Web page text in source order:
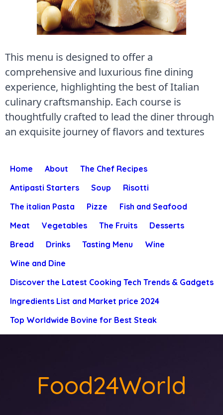
This menu is designed to offer a
comprehensive and luxurious fine dining
experience, highlighting the best of Italian
culinary craftsmanship. Each course is
thoughtfully crafted to lead the diner through
an exquisite journey of flavors and textures
Home About
The Chef Recipes
Antipasti Starters
Soup
Risotti
The italian Pasta
Pizze
Fish and Seafood
Meat
Vegetables The Fruits
Desserts
Bread
Drinks Tasting Menu
Wine
Wine and Dine
Discover the Latest Cooking Tech Trends & Gadgets
Ingredients List and Market price 2024
Top Worldwide Bovine for Best Steak
Food24World